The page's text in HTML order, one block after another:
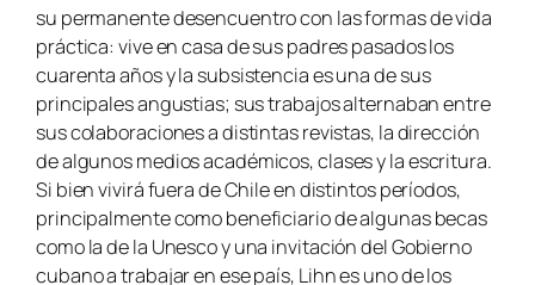
su permanente desencuentro con las formas de vida
práctica: vive en casa de sus padres pasados los
cuarenta años y la subsistencia es una de sus
principales angustias; sus trabajos alternaban entre
sus colaboraciones a distintas revistas, la dirección
de algunos medios académicos, clases y la escritura.
Si bien vivirá fuera de Chile en distintos períodos,
principalmente como beneficiario de algunas becas
como la de la Unesco y una invitación del Gobierno
cubano a trabajar en ese país, Lihn es uno de los